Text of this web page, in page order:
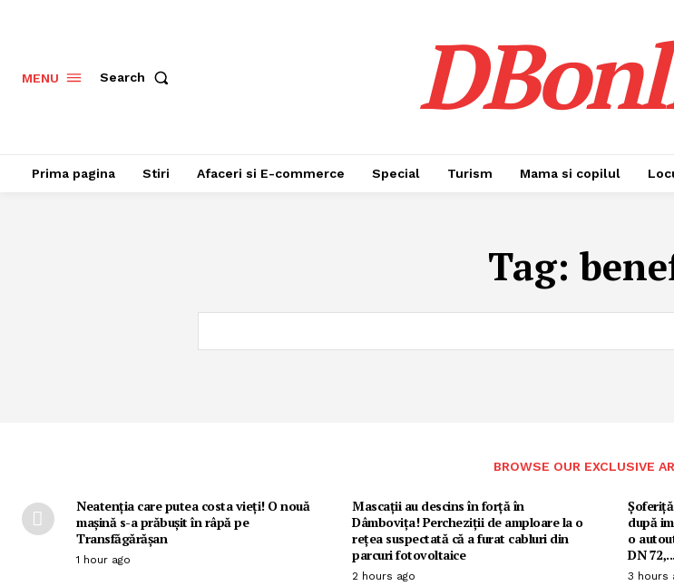
MENU Search
Prima pagina Stiri Afaceri si E-commerce Special Turism Mama si copilul
Tag:
BROWSE OUR EXCLUSIVE
Neatenția care putea costa vieți! O nouă
mașină s-a prăbușit în râpă pe
Transfăgărășan
1 hour ago
Mascații au descins în forță în
Dâmbovița! Percheziții de amploare la o
rețea suspectată că a furat cabluri din
parcuri fotovoltaice
2 hours ago
după
o
DN 72,...
3 hours